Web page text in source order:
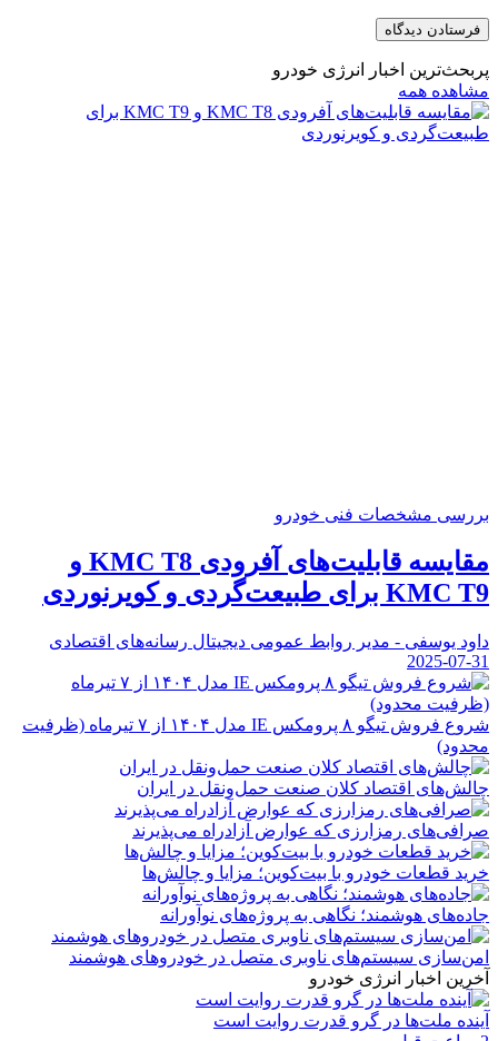
پربحث‌ترین اخبار انرژی خودرو
مشاهده همه
بررسی مشخصات فنی خودرو
مقایسه قابلیت‌های آفرودی KMC T8 و
KMC T9 برای طبیعت‌گردی و کویرنوردی
داود یوسفی - مدیر روابط عمومی دیجیتال رسانه‌های اقتصادی
2025-07-31
شروع فروش تیگو ۸ پرومکس IE مدل ۱۴۰۴ از ۷ تیرماه (ظرفیت
محدود)
چالش‌های اقتصاد کلان صنعت حمل‌ونقل در ایران
صرافی‌های رمزارزی که عوارض آزادراه می‌پذیرند
خرید قطعات خودرو با بیت‌کوین؛ مزایا و چالش‌ها
جاده‌های هوشمند؛ نگاهی به پروژه‌های نوآورانه
امن‌سازی سیستم‌های ناوبری متصل در خودروهای هوشمند
آخرین اخبار انرژی خودرو
آینده ملت‌ها در گرو قدرت روایت است